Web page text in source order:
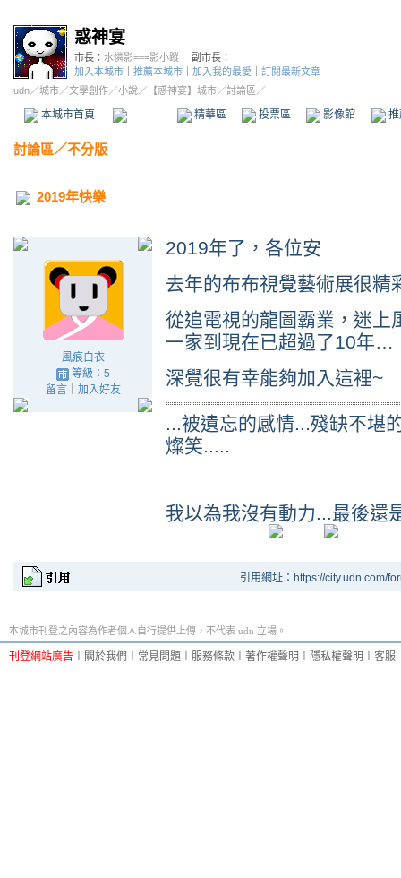
惑神宴
市長： 水憐影===影小蹤
副市長：
加入本城市
推薦本城市 加入我的最愛
訂閱最新文章
udn／城市／文學創作／小說／ 【惑神宴】城市／討論區／
本城市首頁 精華區 投票區 影像館
討論區／不分版
2019年快樂
風痕白衣
等級：5
留言｜ 加入好友
2019年了，各位安
去年的布布視覺藝術展很精
從追電視的龍圖霸業，迷上
一家到現在已超過了10年…
深覺很有幸能夠加入這裡~
...被遺忘的感情...殘缺不堪
燦笑.....
我以為我沒有動力...最後還
引用網址：https://city.udn.com/
本城市刊登之內容為作者個人自行提供上傳，不代表 udn 立場。
刊登網站廣告 關於我們 常見問題 服務條款 著作權聲明 隱私權聲明 客服